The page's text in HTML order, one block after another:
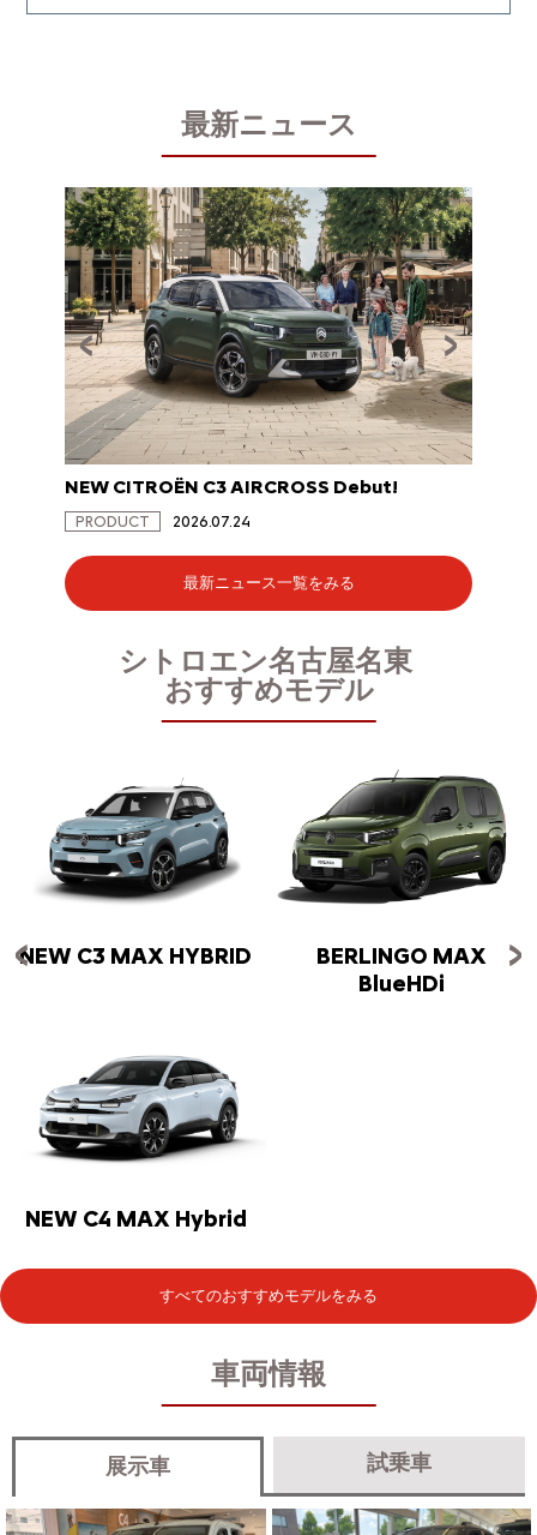
最新ニュース
NEW CITROËN C3 AIRCROSS Debut!
PRODUCT 2026.07.24
最新ニュース一覧をみる
シトロエン名古屋名東
おすすめモデル
NEW C3 MAX HYBRID
BERLINGO MAX
BlueHDi
NEW C4 MAX Hybrid
すべてのおすすめモデルをみる
車両情報
展示車 試乗車